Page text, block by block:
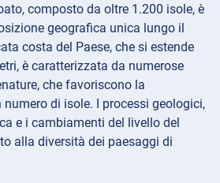
composto da oltre 1.200 isole, è
geografica unica lungo il
costa del Paese, che si estende
è caratterizzata da numerose
che favoriscono la
di isole. I processi geologici,
e i cambiamenti del livello del
alla diversità dei paesaggi di